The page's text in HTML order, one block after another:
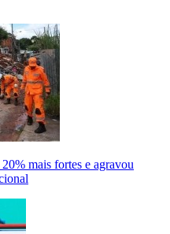
mais fortes e agravou